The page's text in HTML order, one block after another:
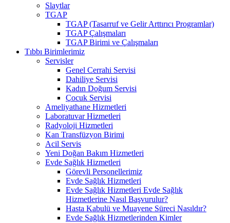
Slaytlar
TGAP
TGAP (Tasarruf ve Gelir Arttırıcı Programlar)
TGAP Çalışmaları
TGAP Birimi ve Çalışmaları
Tıbbı Birimlerimiz
Servisler
Genel Cerrahi Servisi
Dahiliye Servisi
Kadın Doğum Servisi
Çocuk Servisi
Ameliyathane Hizmetleri
Laboratuvar Hizmetleri
Radyoloji Hizmetleri
Kan Transfüzyon Birimi
Acil Servis
Yeni Doğan Bakım Hizmetleri
Evde Sağlık Hizmetleri
Görevli Personellerimiz
Evde Sağlık Hizmetleri
Evde Sağlık Hizmetleri Evde Sağlık
Hizmetlerine Nasıl Başvurulur?
Hasta Kabulü ve Muayene Süreci Nasıldır?
Evde Sağlık Hizmetlerinden Kimler